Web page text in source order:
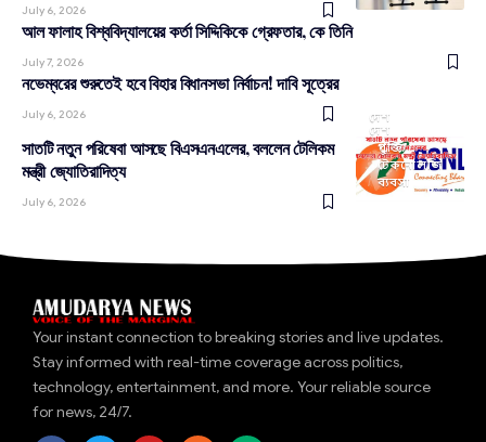
July 6, 2026
আল ফালাহ বিশ্ববিদ্যালয়ের কর্তা সিদ্দিকিকে গ্রেফতার, কে তিনি
July 7, 2026
দেশ
নভেম্বরের শুরুতেই হবে বিহার বিধানসভা নির্বাচন! দাবি সূত্রের
July 6, 2026
দেশ
প্রযুক্তি/
টেকনোলজি
ব্যবসা
সাতটি নতুন পরিষেবা আসছে বিএসএনএলের, বললেন টেলিকম
মন্ত্রী জ্যোতিরাদিত্য
July 6, 2026
Your instant connection to breaking stories and live updates.
Stay informed with real-time coverage across politics,
technology, entertainment, and more. Your reliable source
for news, 24/7.